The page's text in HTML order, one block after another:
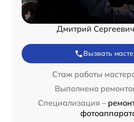
Дмитрий
Вызвать
Стаж работы
Выполнено
Специализация –